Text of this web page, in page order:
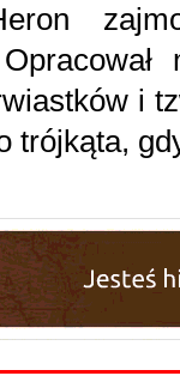
i
trójkąta,